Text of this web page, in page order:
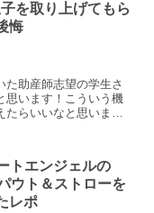
を取り上げてもら
悔
助産師志望の学生さ
思います！こういう機
たらいいなと思いま
トエンジェルの
ウト＆ストローを
レポ